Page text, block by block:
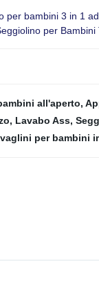
per bambini 3 in 1
per
all'aperto,
, Lavabo Ass,
per bambini